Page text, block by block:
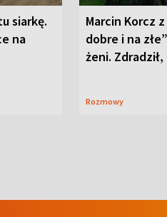
siarkę.
na
Marcin Korcz
dobre i na
żeni.
Rozmowy